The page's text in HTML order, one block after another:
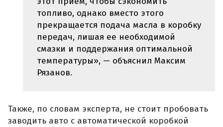
топливо, однако вместо этого
прекращается подача масла в коробку
передач, лишая ее необходимой
смазки и поддержания оптимальной
температуры», — объяснил Максим
Рязанов.
Также, по словам эксперта, не стоит пробовать
заводить авто с автоматической коробкой